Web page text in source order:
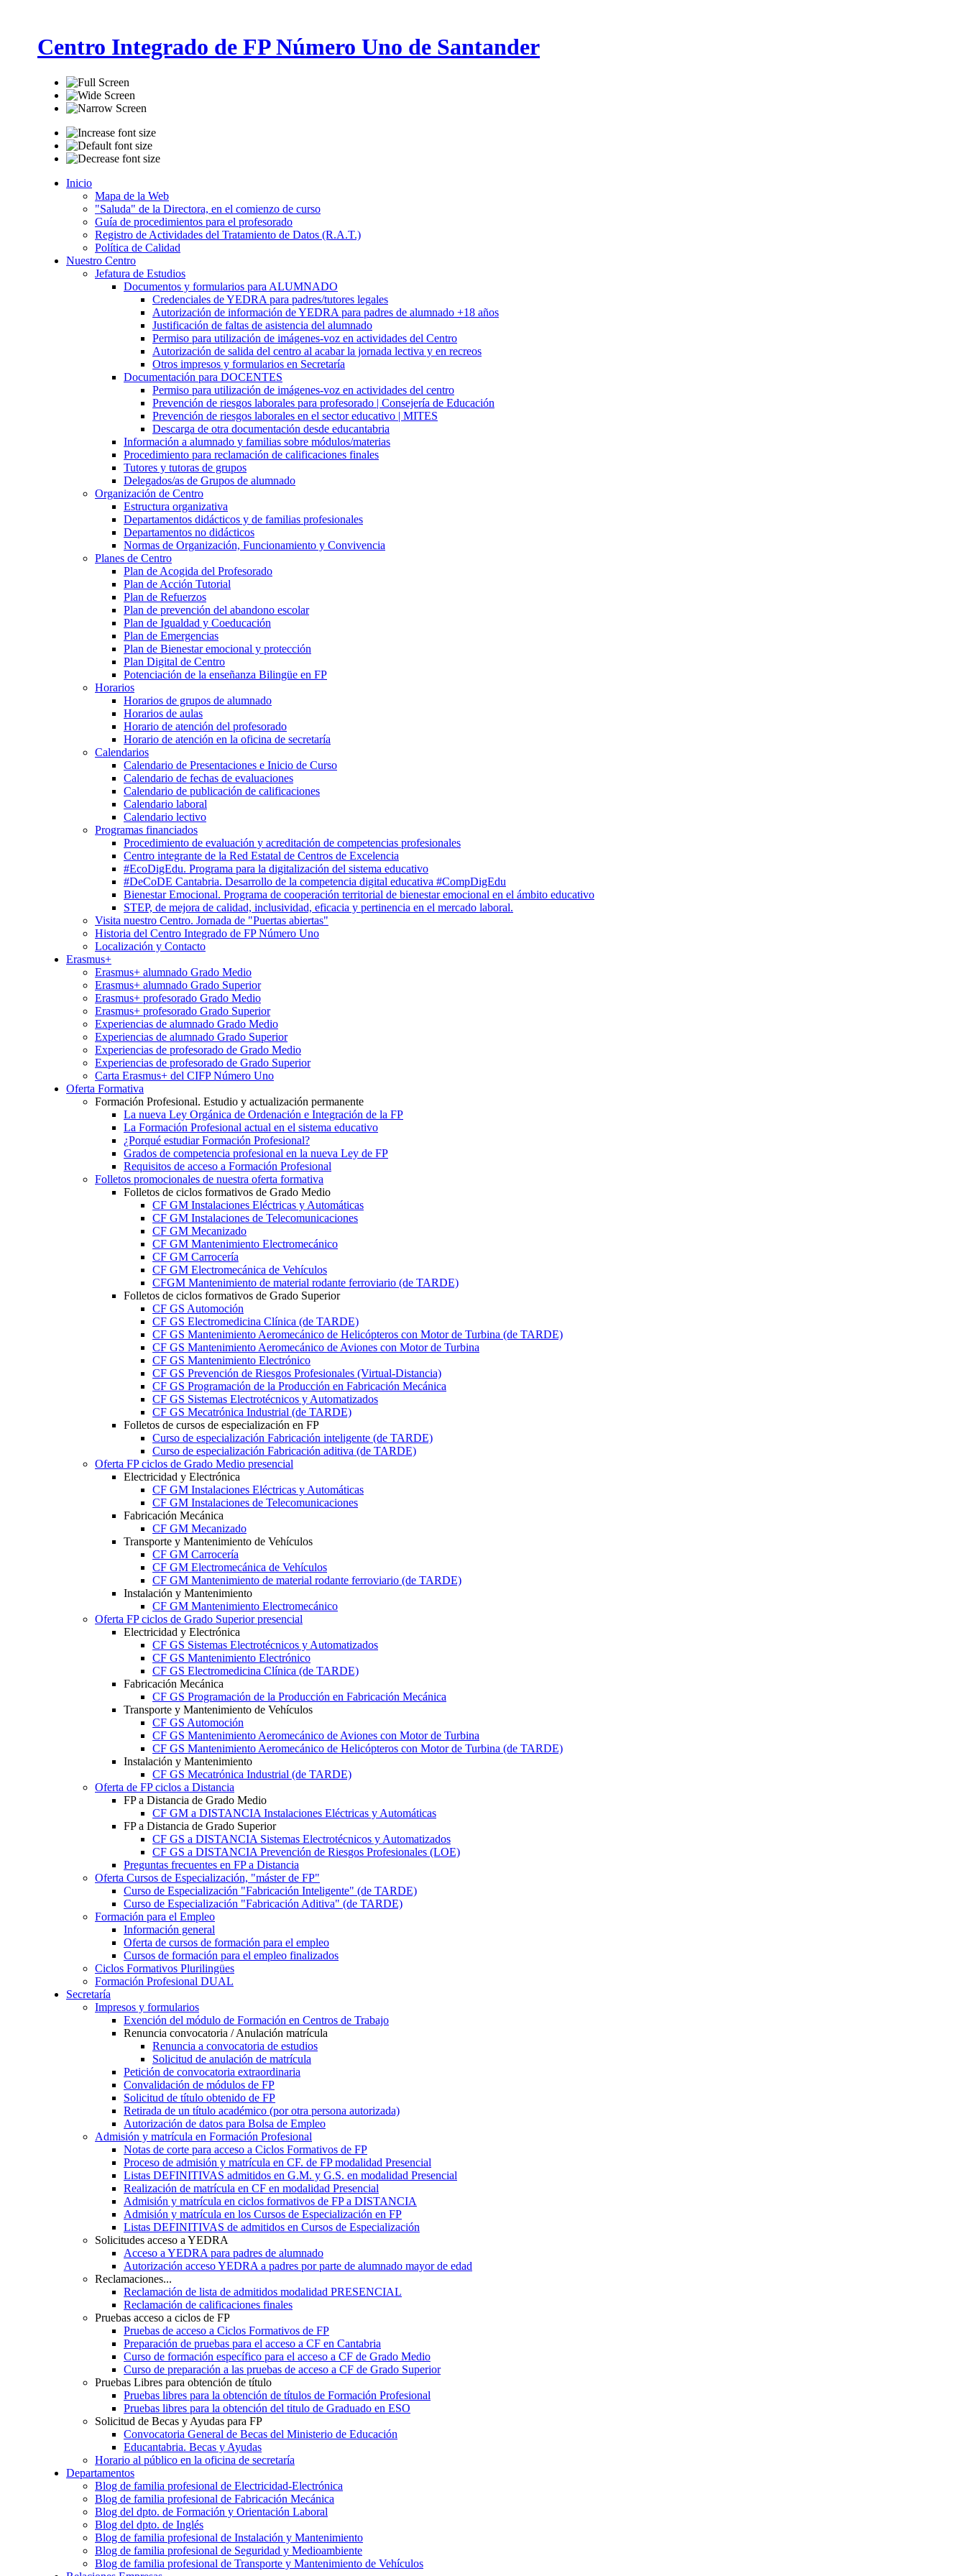
Centro Integrado de FP Número Uno de Santander
Inicio
Mapa de la Web
"Saluda" de la Directora, en el comienzo de curso
Guía de procedimientos para el profesorado
Registro de Actividades del Tratamiento de Datos (R.A.T.)
Política de Calidad
Nuestro Centro
Jefatura de Estudios
Documentos y formularios para ALUMNADO
Credenciales de YEDRA para padres/tutores legales
Autorización de información de YEDRA para padres de alumnado +18 años
Justificación de faltas de asistencia del alumnado
Permiso para utilización de imágenes-voz en actividades del Centro
Autorización de salida del centro al acabar la jornada lectiva y en recreos
Otros impresos y formularios en Secretaría
Documentación para DOCENTES
Permiso para utilización de imágenes-voz en actividades del centro
Prevención de riesgos laborales para profesorado | Consejería de Educación
Prevención de riesgos laborales en el sector educativo | MITES
Descarga de otra documentación desde educantabria
Información a alumnado y familias sobre módulos/materias
Procedimiento para reclamación de calificaciones finales
Tutores y tutoras de grupos
Delegados/as de Grupos de alumnado
Organización de Centro
Estructura organizativa
Departamentos didácticos y de familias profesionales
Departamentos no didácticos
Normas de Organización, Funcionamiento y Convivencia
Planes de Centro
Plan de Acogida del Profesorado
Plan de Acción Tutorial
Plan de Refuerzos
Plan de prevención del abandono escolar
Plan de Igualdad y Coeducación
Plan de Emergencias
Plan de Bienestar emocional y protección
Plan Digital de Centro
Potenciación de la enseñanza Bilingüe en FP
Horarios
Horarios de grupos de alumnado
Horarios de aulas
Horario de atención del profesorado
Horario de atención en la oficina de secretaría
Calendarios
Calendario de Presentaciones e Inicio de Curso
Calendario de fechas de evaluaciones
Calendario de publicación de calificaciones
Calendario laboral
Calendario lectivo
Programas financiados
Procedimiento de evaluación y acreditación de competencias profesionales
Centro integrante de la Red Estatal de Centros de Excelencia
#EcoDigEdu. Programa para la digitalización del sistema educativo
#DeCoDE Cantabria. Desarrollo de la competencia digital educativa #CompDigEdu
Bienestar Emocional. Programa de cooperación territorial de bienestar emocional en el ámbito educativo
STEP, de mejora de calidad, inclusividad, eficacia y pertinencia en el mercado laboral.
Visita nuestro Centro. Jornada de "Puertas abiertas"
Historia del Centro Integrado de FP Número Uno
Localización y Contacto
Erasmus+
Erasmus+ alumnado Grado Medio
Erasmus+ alumnado Grado Superior
Erasmus+ profesorado Grado Medio
Erasmus+ profesorado Grado Superior
Experiencias de alumnado Grado Medio
Experiencias de alumnado Grado Superior
Experiencias de profesorado de Grado Medio
Experiencias de profesorado de Grado Superior
Carta Erasmus+ del CIFP Número Uno
Oferta Formativa
Formación Profesional. Estudio y actualización permanente
La nueva Ley Orgánica de Ordenación e Integración de la FP
La Formación Profesional actual en el sistema educativo
¿Porqué estudiar Formación Profesional?
Grados de competencia profesional en la nueva Ley de FP
Requisitos de acceso a Formación Profesional
Folletos promocionales de nuestra oferta formativa
Folletos de ciclos formativos de Grado Medio
CF GM Instalaciones Eléctricas y Automáticas
CF GM Instalaciones de Telecomunicaciones
CF GM Mecanizado
CF GM Mantenimiento Electromecánico
CF GM Carrocería
CF GM Electromecánica de Vehículos
CFGM Mantenimiento de material rodante ferroviario (de TARDE)
Folletos de ciclos formativos de Grado Superior
CF GS Automoción
CF GS Electromedicina Clínica (de TARDE)
CF GS Mantenimiento Aeromecánico de Helicópteros con Motor de Turbina (de TARDE)
CF GS Mantenimiento Aeromecánico de Aviones con Motor de Turbina
CF GS Mantenimiento Electrónico
CF GS Prevención de Riesgos Profesionales (Virtual-Distancia)
CF GS Programación de la Producción en Fabricación Mecánica
CF GS Sistemas Electrotécnicos y Automatizados
CF GS Mecatrónica Industrial (de TARDE)
Folletos de cursos de especialización en FP
Curso de especialización Fabricación inteligente (de TARDE)
Curso de especialización Fabricación aditiva (de TARDE)
Oferta FP ciclos de Grado Medio presencial
Electricidad y Electrónica
CF GM Instalaciones Eléctricas y Automáticas
CF GM Instalaciones de Telecomunicaciones
Fabricación Mecánica
CF GM Mecanizado
Transporte y Mantenimiento de Vehículos
CF GM Carrocería
CF GM Electromecánica de Vehículos
CF GM Mantenimiento de material rodante ferroviario (de TARDE)
Instalación y Mantenimiento
CF GM Mantenimiento Electromecánico
Oferta FP ciclos de Grado Superior presencial
Electricidad y Electrónica
CF GS Sistemas Electrotécnicos y Automatizados
CF GS Mantenimiento Electrónico
CF GS Electromedicina Clínica (de TARDE)
Fabricación Mecánica
CF GS Programación de la Producción en Fabricación Mecánica
Transporte y Mantenimiento de Vehículos
CF GS Automoción
CF GS Mantenimiento Aeromecánico de Aviones con Motor de Turbina
CF GS Mantenimiento Aeromecánico de Helicópteros con Motor de Turbina (de TARDE)
Instalación y Mantenimiento
CF GS Mecatrónica Industrial (de TARDE)
Oferta de FP ciclos a Distancia
FP a Distancia de Grado Medio
CF GM a DISTANCIA Instalaciones Eléctricas y Automáticas
FP a Distancia de Grado Superior
CF GS a DISTANCIA Sistemas Electrotécnicos y Automatizados
CF GS a DISTANCIA Prevención de Riesgos Profesionales (LOE)
Preguntas frecuentes en FP a Distancia
Oferta Cursos de Especialización, "máster de FP"
Curso de Especialización "Fabricación Inteligente" (de TARDE)
Curso de Especialización "Fabricación Aditiva" (de TARDE)
Formación para el Empleo
Información general
Oferta de cursos de formación para el empleo
Cursos de formación para el empleo finalizados
Ciclos Formativos Plurilingües
Formación Profesional DUAL
Secretaría
Impresos y formularios
Exención del módulo de Formación en Centros de Trabajo
Renuncia convocatoria / Anulación matrícula
Renuncia a convocatoria de estudios
Solicitud de anulación de matrícula
Petición de convocatoria extraordinaria
Convalidación de módulos de FP
Solicitud de título obtenido de FP
Retirada de un título académico (por otra persona autorizada)
Autorización de datos para Bolsa de Empleo
Admisión y matrícula en Formación Profesional
Notas de corte para acceso a Ciclos Formativos de FP
Proceso de admisión y matrícula en CF. de FP modalidad Presencial
Listas DEFINITIVAS admitidos en G.M. y G.S. en modalidad Presencial
Realización de matrícula en CF en modalidad Presencial
Admisión y matrícula en ciclos formativos de FP a DISTANCIA
Admisión y matrícula en los Cursos de Especialización en FP
Listas DEFINITIVAS de admitidos en Cursos de Especialización
Solicitudes acceso a YEDRA
Acceso a YEDRA para padres de alumnado
Autorización acceso YEDRA a padres por parte de alumnado mayor de edad
Reclamaciones...
Reclamación de lista de admitidos modalidad PRESENCIAL
Reclamación de calificaciones finales
Pruebas acceso a ciclos de FP
Pruebas de acceso a Ciclos Formativos de FP
Preparación de pruebas para el acceso a CF en Cantabria
Curso de formación específico para el acceso a CF de Grado Medio
Curso de preparación a las pruebas de acceso a CF de Grado Superior
Pruebas Libres para obtención de título
Pruebas libres para la obtención de títulos de Formación Profesional
Pruebas libres para la obtención del titulo de Graduado en ESO
Solicitud de Becas y Ayudas para FP
Convocatoria General de Becas del Ministerio de Educación
Educantabria. Becas y Ayudas
Horario al público en la oficina de secretaría
Departamentos
Blog de familia profesional de Electricidad-Electrónica
Blog de familia profesional de Fabricación Mecánica
Blog del dpto. de Formación y Orientación Laboral
Blog del dpto. de Inglés
Blog de familia profesional de Instalación y Mantenimiento
Blog de familia profesional de Seguridad y Medioambiente
Blog de familia profesional de Transporte y Mantenimiento de Vehículos